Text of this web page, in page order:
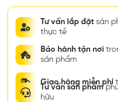
Tư vấn lắp đặt sản
thực tế
Bảo hành tận nơi
sản phẩm
Giao hàng miễn phí
Tư vấn sản phẩm
hữu